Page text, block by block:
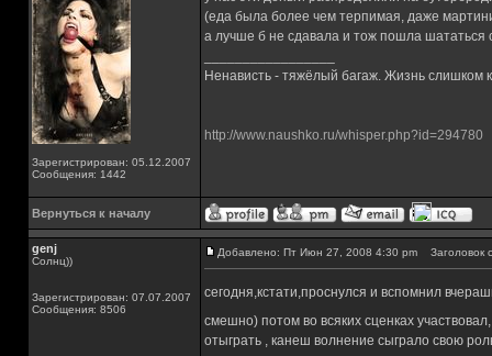
Зарегистрирован: 05.12.2007
Сообщения: 1442
(еда была более чем терпимая, даже
а лучше б не сдавала и тож пошла шататься
Ненависть - тяжёлый багаж. Жизнь слишком
http://www.naushko.ru/whisper.php?id=294780
Вернуться к началу
genj
Солнц))
Зарегистрирован: 07.07.2007
Сообщения: 8506
Добавлено: Пт Июн 27, 2008 4:30 pm Заголовок
сегодня,кстати,проснулся и вспомнил
смешно) потом во всяких сценках
отыграть , канеш волнение сыграло свою